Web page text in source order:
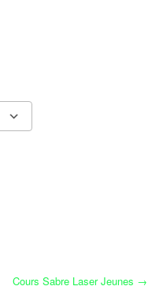
Cours Sabre Laser Jeunes →